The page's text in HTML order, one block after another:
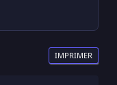
IMPRIMER